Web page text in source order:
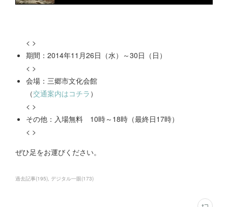
< >
期間：2014年11月26日（水）～30日（日）
< >
会場：三郷市文化会館
（交通案内はコチラ ）
< >
その他：入場無料 10時～18時（最終日17時）
< >
ぜひ足をお運びください。
過去記事(195) デジタル一眼(173)